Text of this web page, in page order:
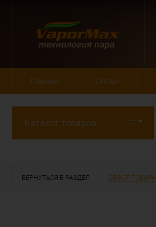
Главная Статьи
Каталог товаров
ВЕРНУТЬСЯ В РАЗДЕЛ ОБЗОР ТОВАРА